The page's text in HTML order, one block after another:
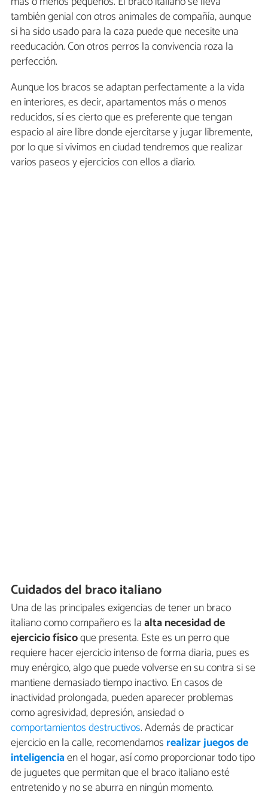
también genial con otros animales de compañía, aunque
si ha sido usado para la caza puede que necesite una
reeducación. Con otros perros la convivencia roza la
perfección.
Aunque los bracos se adaptan perfectamente a la vida
en interiores, es decir, apartamentos más o menos
reducidos, sí es cierto que es preferente que tengan
espacio al aire libre donde ejercitarse y jugar libremente,
por lo que si vivimos en ciudad tendremos que realizar
varios paseos y ejercicios con ellos a diario.
Cuidados del braco italiano
Una de las principales exigencias de tener un braco
italiano como compañero es laalta necesidad de
ejercicio físicoque presenta. Este es un perro que
requiere hacer ejercicio intenso de forma diaria, pues es
muy enérgico, algo que puede volverse en su contra si se
mantiene demasiado tiempo inactivo. En casos de
inactividad prolongada, pueden aparecer problemas
como agresividad, depresión, ansiedad o
comportamientos destructivos. Además de practicar
ejercicio en la calle, recomendamos realizar juegos de
inteligenciaen el hogar, así como proporcionar todo tipo
de juguetes que permitan que el braco italiano esté
entretenido y no se aburra en ningún momento.